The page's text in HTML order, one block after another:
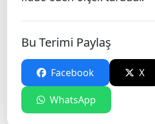
Bu Terimi Paylaş
Facebook X
WhatsApp